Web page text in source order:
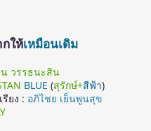
ห้เหมือนเดิม
น วรรธนะสิน
BLUE (สุรักษ์+สีฟ้า)
ยง : อภิไชย เย็นพูนสุข